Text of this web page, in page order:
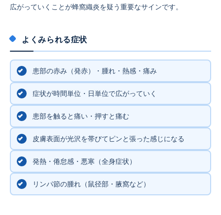
広がっていくことが蜂窩織炎を疑う重要なサインです。
よくみられる症状
患部の赤み（発赤）・腫れ・熱感・痛み
症状が時間単位・日単位で広がっていく
患部を触ると痛い・押すと痛む
皮膚表面が光沢を帯びてピンと張った感じになる
発熱・倦怠感・悪寒（全身症状）
リンパ節の腫れ（鼠径部・腋窩など）